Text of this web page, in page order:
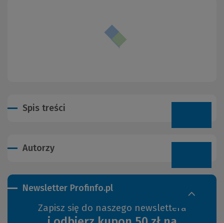
Spis treści
Autorzy
Newsletter Profinfo.pl
Zapisz się do naszego newslettera